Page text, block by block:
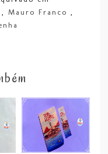
, Mauro Franco ,